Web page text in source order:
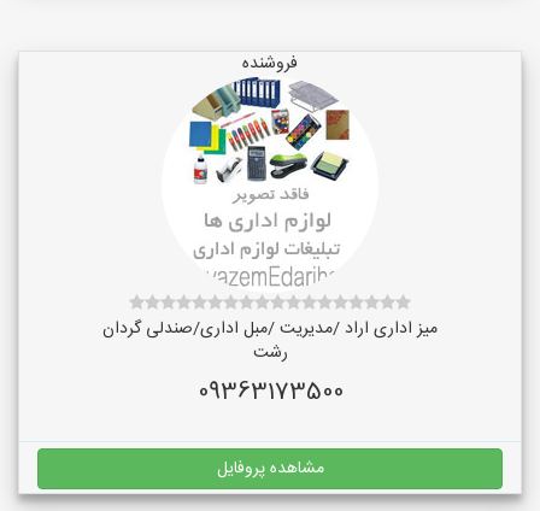
فروشنده
میز اداری اراد /مدیریت /مبل اداری/صندلی گردان
رشت
09363173500
مشاهده پروفایل